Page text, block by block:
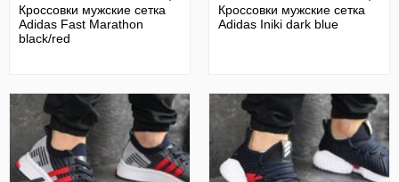
Кроссовки мужские сетка
Adidas Fast Marathon
black/red
Кроссовки мужские сетка
Adidas Iniki dark blue